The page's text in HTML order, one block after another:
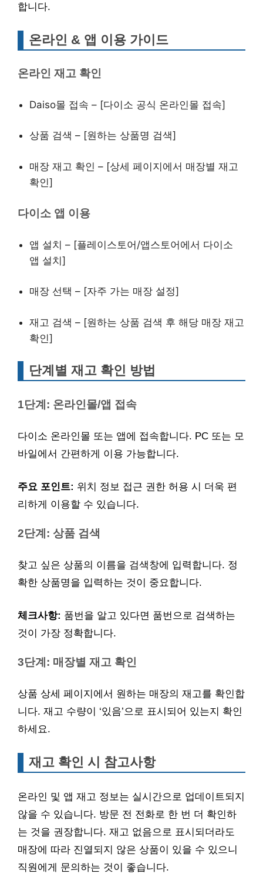
합니다.
온라인 & 앱 이용 가이드
온라인 재고 확인
Daiso몰 접속 – [다이소 공식 온라인몰 접속]
상품 검색 – [원하는 상품명 검색]
매장 재고 확인 – [상세 페이지에서 매장별 재고
확인]
다이소 앱 이용
앱 설치 – [플레이스토어/앱스토어에서 다이소
앱 설치]
매장 선택 – [자주 가는 매장 설정]
재고 검색 – [원하는 상품 검색 후 해당 매장 재고
확인]
단계별 재고 확인 방법
1단계: 온라인몰/앱 접속
다이소 온라인몰 또는 앱에 접속합니다. PC 또는 모
바일에서 간편하게 이용 가능합니다.
주요 포인트: 위치 정보 접근 권한 허용 시 더욱 편
리하게 이용할 수 있습니다.
2단계: 상품 검색
찾고 싶은 상품의 이름을 검색창에 입력합니다. 정
확한 상품명을 입력하는 것이 중요합니다.
체크사항: 품번을 알고 있다면 품번으로 검색하는
것이 가장 정확합니다.
3단계: 매장별 재고 확인
상품 상세 페이지에서 원하는 매장의 재고를 확인합
니다. 재고 수량이 ‘있음’으로 표시되어 있는지 확인
하세요.
재고 확인 시 참고사항
온라인 및 앱 재고 정보는 실시간으로 업데이트되지
않을 수 있습니다. 방문 전 전화로 한 번 더 확인하
는 것을 권장합니다. 재고 없음으로 표시되더라도
매장에 따라 진열되지 않은 상품이 있을 수 있으니
직원에게 문의하는 것이 좋습니다.